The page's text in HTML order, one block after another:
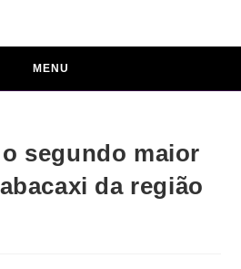
MENU
segundo maior
da região